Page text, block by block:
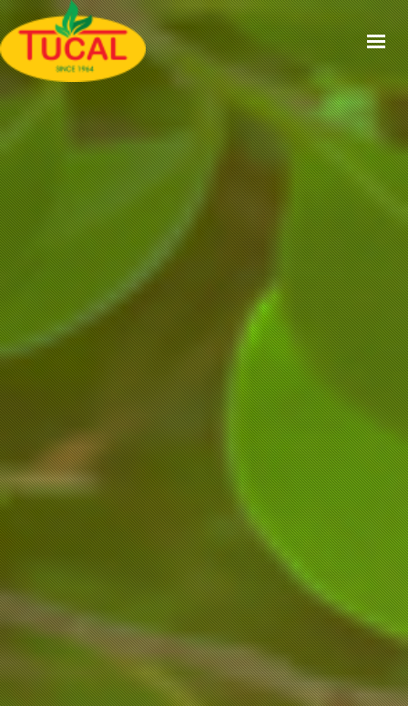
ACCUEIL
À PROPOS
GAMMES
CERTIFICATIONS
RECETTES
ACTUALITÉS
CONTACT
EN